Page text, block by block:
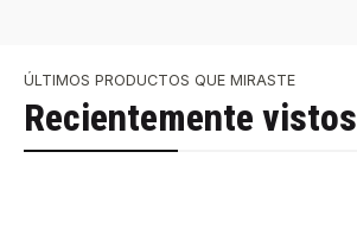
ÚLTIMOS PRODUCTOS QUE MIRASTE
Recientemente vistos